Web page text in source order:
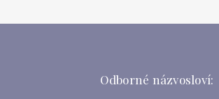
Odborné názvosloví: